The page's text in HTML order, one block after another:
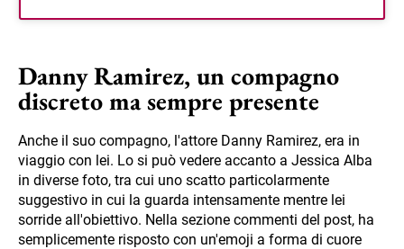
Danny Ramirez, un compagno
discreto ma sempre presente
Anche il suo compagno, l'attore Danny Ramirez, era in
viaggio con lei. Lo si può vedere accanto a Jessica Alba
in diverse foto, tra cui uno scatto particolarmente
suggestivo in cui la guarda intensamente mentre lei
sorride all'obiettivo. Nella sezione commenti del post, ha
semplicemente risposto con un'emoji a forma di cuore